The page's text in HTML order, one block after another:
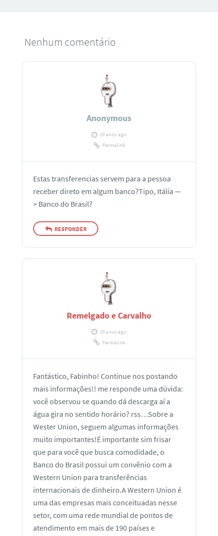
Nenhum comentário
Anonymous
19 anos ago
Permalink
Estas transferencias servem para a pessoa
receber direto em algum banco?Tipo, Itália —
> Banco do Brasil?
RESPONDER
Remelgado e Carvalho
19 anos ago
Permalink
Fantástico, Fabinho! Continue nos postando
mais informações!! me responde uma dúvida:
você observou se quando dá descarga aí a
água gira no sentido horário? rss…Sobre a
Wester Union, seguem algumas informações
muito importantes!É importante sim frisar
que para você que busca comodidade, o
Banco do Brasil possui um convênio com a
Western Union para transferências
internacionais de dinheiro.A Western Union é
uma das empresas mais conceituadas nesse
setor, com uma rede mundial de pontos de
atendimento em mais de 190 países e